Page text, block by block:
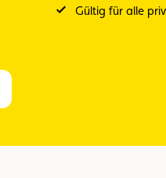
Gültig für alle